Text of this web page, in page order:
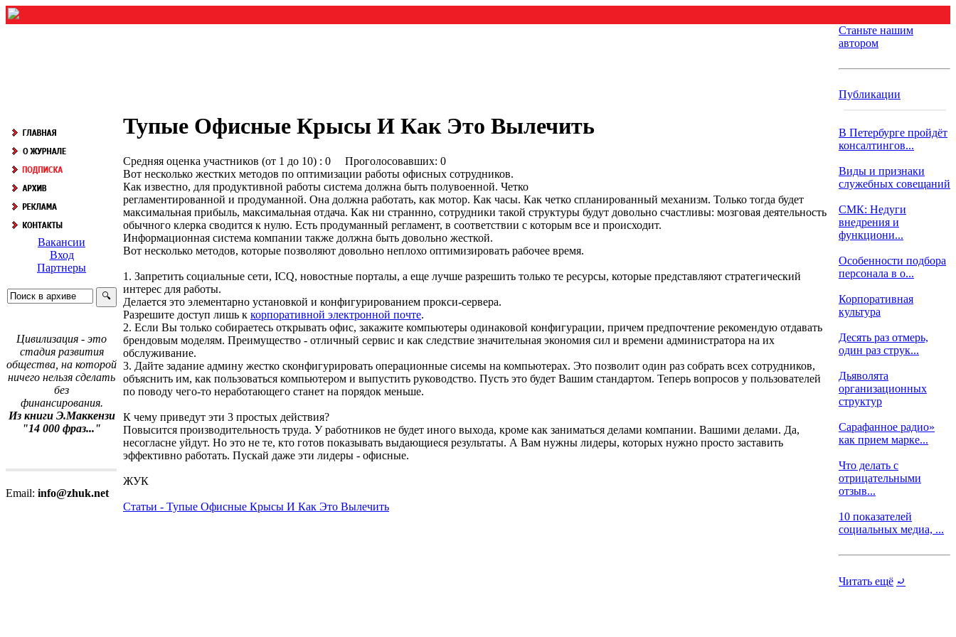
Вакансии
Вход
Партнеры
Цивилизация - это
стадия развития
общества, на которой
ничего нельзя сделать
без
финансирования.
Из книги Э.Маккензи
"14 000 фраз..."
Email: info@zhuk.net
Тупые Офисные Крысы И Как Это Вылечить
Средняя оценка участников (от 1 до 10) : 0 Проголосовавших: 0
Вот несколько жестких методов по оптимизации работы офисных сотрудников.
Как известно, для продуктивной работы система должна быть полувоенной. Четко
регламентированной и продуманной. Она должна работать, как мотор. Как часы. Как четко спланированный механизм. Только тогда будет
максимальная прибыль, максимальная отдача. Как ни страннно, сотрудники такой структуры будут довольно счастливы: мозговая деятельность
обычного клерка сводится к нулю. Есть продуманный регламент, в соответствии с которым все и происходит.
Информационная система компании также должна быть довольно жесткой.
Вот несколько методов, которые позволяют довольно неплохо оптимизировать рабочее время.
1. Запретить социальные сети, ICQ, новостные порталы, а еще лучше разрешить только те ресурсы, которые представляют стратегический
интерес для работы.
Делается это элементарно установкой и конфигурированием прокси-сервера.
Разрешите доступ лишь к корпоративной электронной почте.
2. Если Вы только собираетесь открывать офис, закажите компьютеры одинаковой конфигурации, причем предпочтение рекомендую отдавать
брендовым моделям. Преимущество - отличный сервис и как следствие значительная экономия сил и времени администратора на их
обслуживание.
3. Дайте задание админу жестко сконфигурировать операционные сисемы на компьютерах. Это позволит один раз собрать всех сотрудников,
объяснить им, как пользоваться компьютером и выпустить руководство. Пусть это будет Вашим стандартом. Теперь вопросов у пользователей
по поводу чего-то неработающего станет на порядок меньше.
К чему приведут эти 3 простых действия?
Повысится производительность труда. У работников не будет иного выхода, кроме как заниматься делами компании. Вашими делами. Да,
несогласне уйдут. Но это не те, кто готов показывать выдающиеся результаты. А Вам нужны лидеры, которых нужно просто заставить
эффективно работать. Пускай даже эти лидеры - офисные.
ЖУК
Статьи - Тупые Офисные Крысы И Как Это Вылечить
Станьте нашим
автором
Публикации
В Петербурге пройдёт
консалтингов...
Виды и признаки
служебных совещаний
СМК: Недуги
внедрения и
функциони...
Особенности подбора
персонала в о...
Корпоративная
культура
Десять раз отмерь,
один раз струк...
Дьяволята
организационных
структур
Сарафанное радио»
как прием марке...
Что делать с
отрицательными
отзыв...
10 показателей
социальных медиа, ...
Читать ещё ⤾